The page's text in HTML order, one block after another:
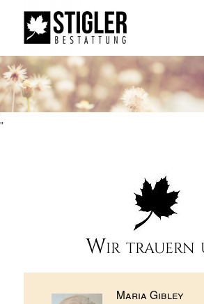
"
Wir trauern
Maria Gibley